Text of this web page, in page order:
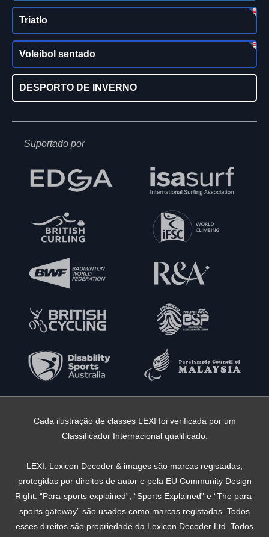
Triatlo
Voleibol sentado
DESPORTO DE INVERNO
Suportado por
Cada ilustração de classes LEXI foi verificada por um
Classificador Internacional qualificado.
LEXI, Lexicon Decoder & images são marcas registadas,
protegidas por direitos de autor e pela EU Community Design
Right. “Para-sports explained”, “Sports Explained” e “The para-
sports gateway” são usados ​​como marcas registadas. Todos
esses direitos são propriedade da Lexicon Decoder Ltd. Todos